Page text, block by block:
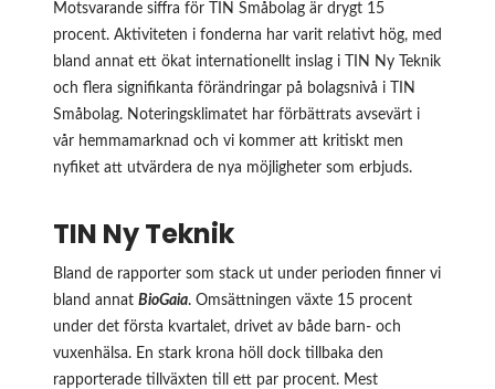
Motsvarande siffra för TIN Småbolag är drygt 15
procent. Aktiviteten i fonderna har varit relativt hög, med
bland annat ett ökat internationellt inslag i TIN Ny Teknik
och flera signifikanta förändringar på bolagsnivå i TIN
Småbolag. Noteringsklimatet har förbättrats avsevärt i
vår hemmamarknad och vi kommer att kritiskt men
nyfiket att utvärdera de nya möjligheter som erbjuds.
TIN Ny Teknik
Bland de rapporter som stack ut under perioden finner vi
bland annat BioGaia. Omsättningen växte 15 procent
under det första kvartalet, drivet av både barn- och
vuxenhälsa. En stark krona höll dock tillbaka den
rapporterade tillväxten till ett par procent. Mest